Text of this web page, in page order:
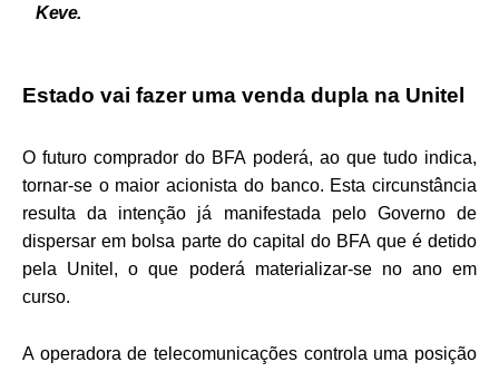
Keve.
Estado vai fazer uma venda dupla na Unitel
O futuro comprador do BFA poderá, ao que tudo indica,
tornar-se o maior acionista do banco. Esta circunstância
resulta da intenção já manifestada pelo Governo de
dispersar em bolsa parte do capital do BFA que é detido
pela Unitel, o que poderá materializar-se no ano em
curso.
A operadora de telecomunicações controla uma posição